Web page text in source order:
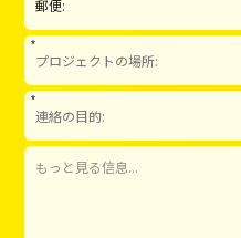
*
*